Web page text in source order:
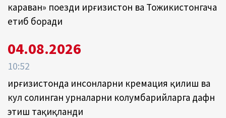
караван» поезди Қирғизистон ва Тожикистонгача
етиб боради
04.08.2026
10:52
Қирғизистонда инсонларни кремация қилиш ва
кул солинган урналарни колумбарийларга дафн
этиш тақиқланди